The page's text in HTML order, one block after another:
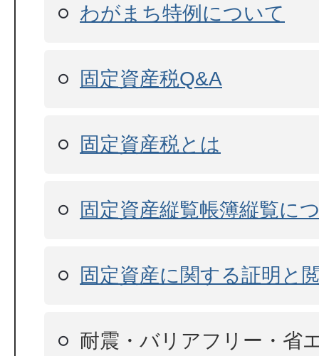
わがまち特例について
固定資産税Q&A
固定資産税とは
固定資産縦覧帳簿縦覧に
固定資産に関する証明と
耐震・バリアフリー・省